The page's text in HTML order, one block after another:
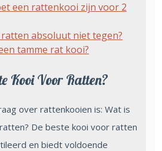
een rattenkooi zijn voor 2
absoluut niet tegen?
tamme rat kooi?
Kooi Voor Ratten?
over rattenkooien is: Wat is
De beste kooi voor ratten
en biedt voldoende